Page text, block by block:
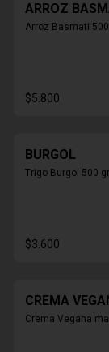
ARROZ
Arroz Basmati
$5.800
BURGOL
Trigo Burgol 500
$3.600
CREMA
Crema Vegana